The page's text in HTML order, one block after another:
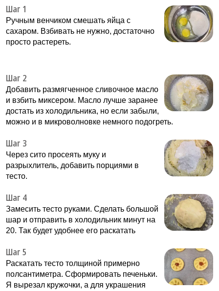
Шаг 1
Ручным венчиком смешать яйца с
сахаром. Взбивать не нужно, достаточно
просто растереть.
Шаг 2
Добавить размягченное сливочное масло
и взбить миксером. Масло лучше заранее
достать из холодильника, но если забыли,
можно и в микроволновке немного подогреть.
Шаг 3
Через сито просеять муку и
разрыхлитель, добавить порциями в
тесто.
Шаг 4
Замесить тесто руками. Сделать большой
шар и отправить в холодильник минут на
20. Так будет удобнее его раскатать
Шаг 5
Раскатать тесто толщиной примерно
полсантиметра. Сформировать печеньки.
Я вырезал кружочки, а для украшения